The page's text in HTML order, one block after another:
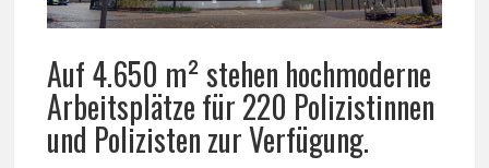
Auf 4.650 m² stehen hochmoderne
Arbeitsplätze für 220 Polizistinnen
und Polizisten zur Verfügung.